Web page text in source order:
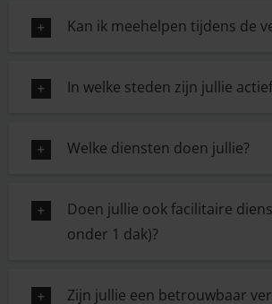
Kan ik meehelpen tijdens de
In welke steden zijn jullie
Welke diensten doen jullie?
Doen jullie ook facilitaire
onder 1 dak)?
Zijn jullie een betrouwbaar